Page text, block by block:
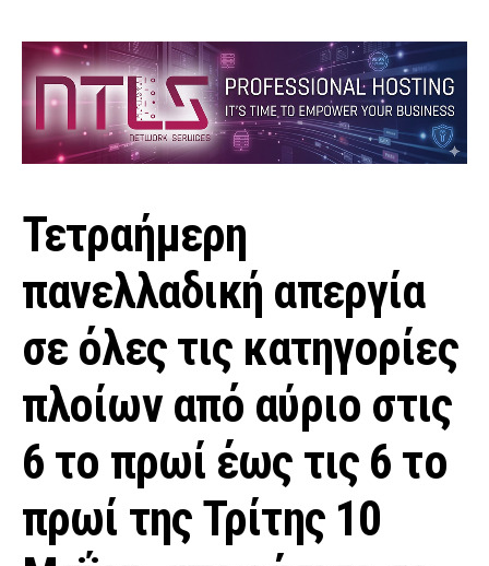
Τετραήμερη
πανελλαδική απεργία
σε όλες τις κατηγορίες
πλοίων από αύριο στις
6 το πρωί έως τις 6 το
πρωί της Τρίτης 10